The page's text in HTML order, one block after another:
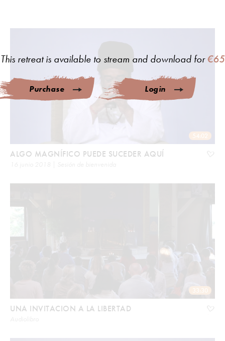
54:02
ALGO MAGNÍFICO PUEDE SUCEDER AQUÍ
33:30
UNA INVITACION A LA LIBERTAD
This retreat is available to stream and download for€65
Purchase Login